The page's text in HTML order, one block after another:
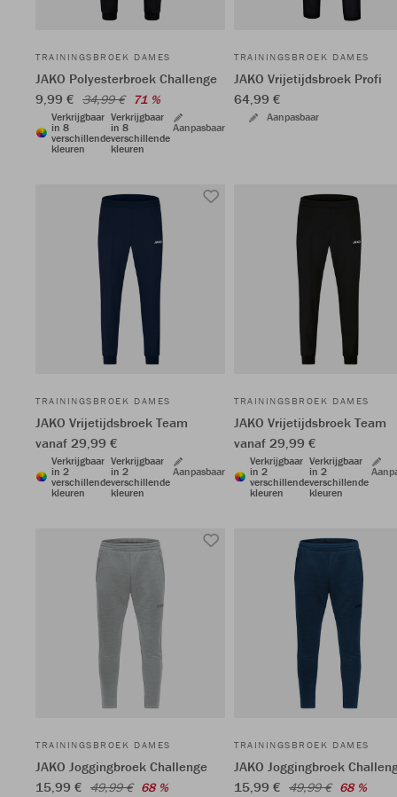
TRAININGSBROEK DAMES
JAKO Polyesterbroek Challenge
9,99 € 34,99 € 71 %
Verkrijgbaar
in 8
verschillende
kleuren
Verkrijgbaar
in 8
verschillende
kleuren
Aanpasbaar
TRAININGSBROEK DAMES
JAKO Vrijetijdsbroek Profi
64,99 €
Aanpasbaar
TRAININGSBROEK DAMES
JAKO Vrijetijdsbroek Team
vanaf 29,99 €
Verkrijgbaar
in 2
verschillende
kleuren
Verkrijgbaar
in 2
verschillende
kleuren
Aanpasbaar
TRAININGSBROEK DAMES
JAKO Vrijetijdsbroek Team
vanaf 29,99 €
Verkrijgbaar
in 2
verschillende
kleuren
Verkrijgbaar
in 2
verschillende
kleuren
TRAININGSBROEK DAMES
JAKO Joggingbroek Challenge
15,99 € 49,99 € 68 %
TRAININGSBROEK DAMES
JAKO Joggingbroek
15,99 € 49,99 € 68 %